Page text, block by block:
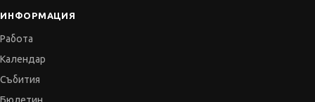
ИНФОРМАЦИЯ
Работа
Календар
Събития